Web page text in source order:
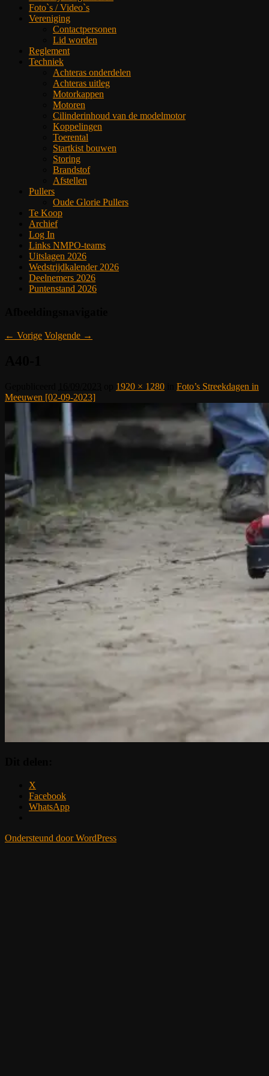
Foto`s / Video`s
Vereniging
Contactpersonen
Lid worden
Reglement
Techniek
Achteras onderdelen
Achteras uitleg
Motorkappen
Motoren
Cilinderinhoud van de modelmotor
Koppelingen
Toerental
Startkist bouwen
Storing
Brandstof
Afstellen
Pullers
Oude Glorie Pullers
Te Koop
Archief
Log In
Links NMPO-teams
Uitslagen 2026
Wedstrijdkalender 2026
Deelnemers 2026
Puntenstand 2026
← Vorige Volgende →
1920 × 1280
Foto’s Streekdagen in
Meeuwen [02-09-2023]
X
Facebook
WhatsApp
Ondersteund door WordPress